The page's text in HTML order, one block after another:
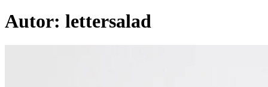
Autor: lettersalad